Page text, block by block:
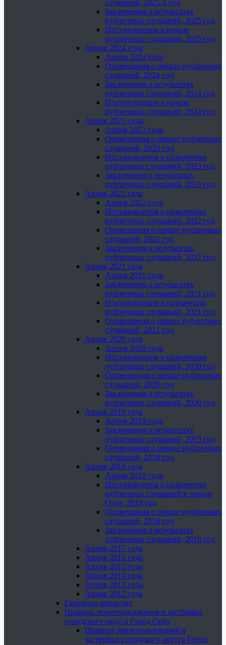
слушаний, 2025-1 год
Заключения о результатах
публичных слушаний, 2025 год
Постановления о начале
публичных слушаний, 2025 год
Архив 2024 года
Архив 2024 года
Оповещения о начале публичных
слушаний, 2024 год
Заключения о результатах
публичных слушаний, 2024 год
Постановления о начале
публичных слушаний, 2024 год
Архив 2023 года
Архив 2023 года
Оповещения о начале публичных
слушаний, 2023 год
Постановления о назначении
публичных слушаний, 2023 год
Заключения о результатах
публичных слушаний, 2023 год
Архив 2022 года
Архив 2022 года
Постановления о назначении
публичных слушаний, 2022 год
Оповещения о начале публичных
слушаний, 2022 год
Заключения о результатах
публичных слушаний, 2022 год
Архив 2021 года
Архив 2021 года
Заключения о результатах
публичных слушаний, 2021 год
Постановления о назначении
публичных слушаний, 2021 год
Оповещения о начале публичных
слушаний, 2021 год
Архив 2020 года
Архив 2020 года
Постановления о назначении
публичных слушаний, 2020 год
Оповещения о начале публичных
слушаний, 2020 год
Заключения о результатах
публичных слушаний, 2020 год
Архив 2019 года
Архив 2019 года
Заключения о результатах
публичных слушаний, 2019 год
Оповещения о начале публичных
слушаний, 2019 год
Архив 2018 года
Архив 2018 года
Постановления о назначении
публичных слушаний в городе
Орле, 2018 год
Оповещения о начале публичных
слушаний, 2018 год
Заключения о результатах
публичных слушаний, 2018 год
Архив 2017 года
Архив 2016 года
Архив 2015 года
Архив 2014 года
Архив 2013 года
Архив 2012 года
Гаражная амнистия
Правила землепользования и застройки
городского округа Город Орёл
Правила землепользования и
застройки городского округа Город